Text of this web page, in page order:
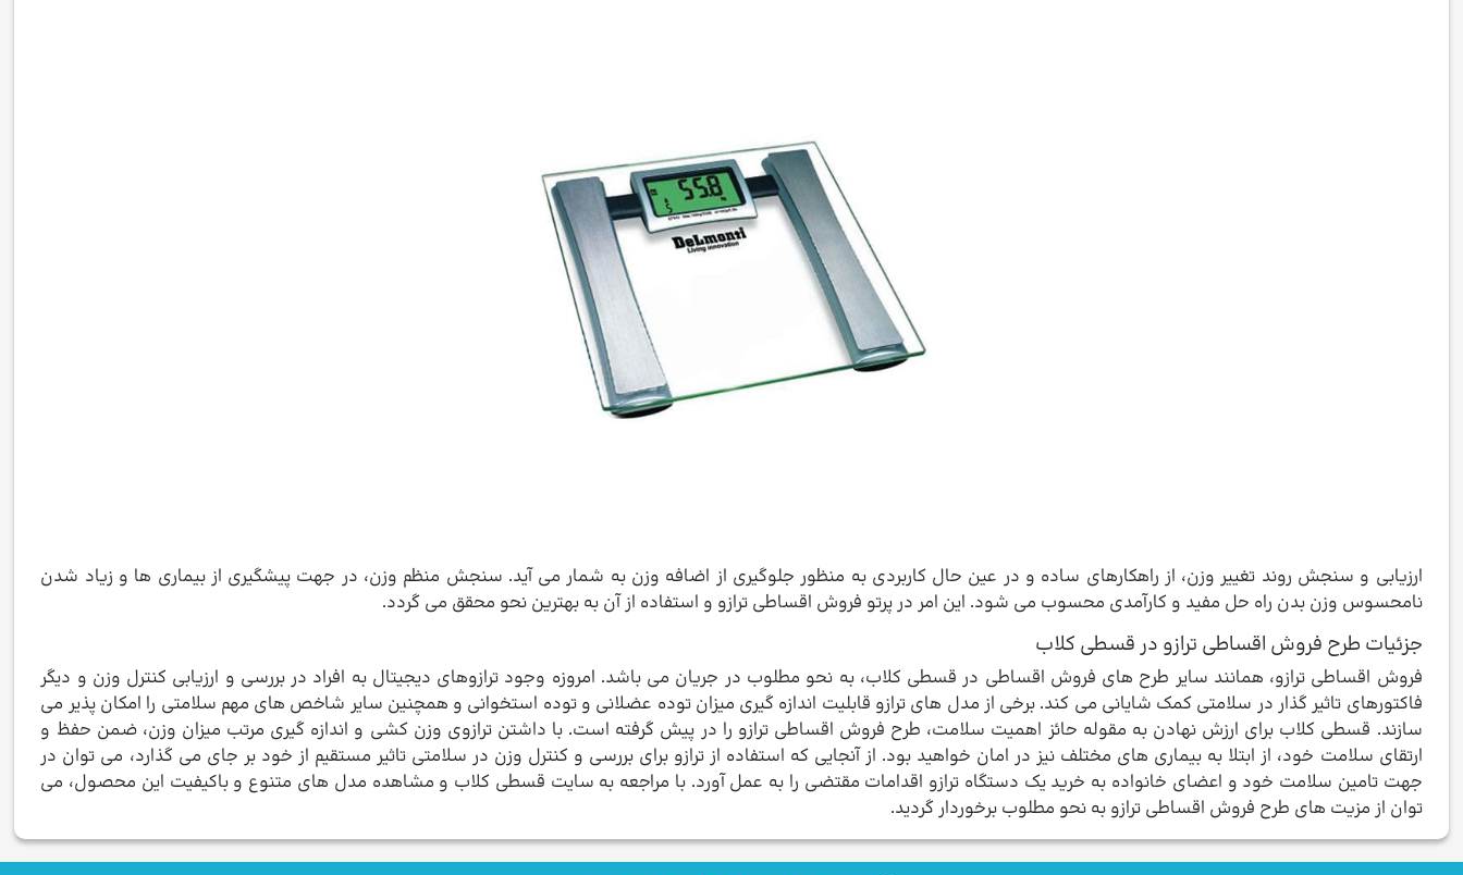
ارزیابی و سنجش روند تغییر وزن، از راهکارهای ساده و در عین حال کاربردی به منظور جلوگیری از اضافه وزن به شمار می آید. سنجش منظم وزن، در جهت پیشگیری از بیماری ها و زیاد شدن
نامحسوس وزن بدن راه حل مفید و کارآمدی محسوب می شود. این امر در پرتو فروش اقساطی ترازو و استفاده از آن به بهترین نحو محقق می گردد.
جزئیات طرح فروش اقساطی ترازو در قسطی کلاب
فروش اقساطی ترازو، همانند سایر طرح های فروش اقساطی در قسطی کلاب، به نحو مطلوب در جریان می باشد. امروزه وجود ترازوهای دیجیتال به افراد در بررسی و ارزیابی کنترل وزن و دیگر
فاکتورهای تاثیر گذار در سلامتی کمک شایانی می کند. برخی از مدل های ترازو قابلیت اندازه گیری میزان توده عضلانی و توده استخوانی و همچنین سایر شاخص های مهم سلامتی را امکان پذیر می
سازند. قسطی کلاب برای ارزش نهادن به مقوله حائز اهمیت سلامت، طرح فروش اقساطی ترازو را در پیش گرفته است. با داشتن ترازوی وزن کشی و اندازه گیری مرتب میزان وزن، ضمن حفظ و
ارتقای سلامت خود، از ابتلا به بیماری های مختلف نیز در امان خواهید بود. از آنجایی که استفاده از ترازو برای بررسی و کنترل وزن در سلامتی تاثیر مستقیم از خود بر جای می گذارد، می توان در
جهت تامین سلامت خود و اعضای خانواده به خرید یک دستگاه ترازو اقدامات مقتضی را به عمل آورد. با مراجعه به سایت قسطی کلاب و مشاهده مدل های متنوع و باکیفیت این محصول، می
توان از مزیت های طرح فروش اقساطی ترازو به نحو مطلوب برخوردار گردید.